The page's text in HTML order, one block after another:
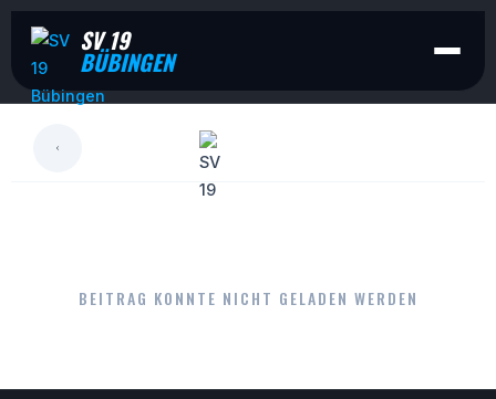
SV 19
BÜBINGEN
BEITRAG KONNTE NICHT GELADEN WERDEN